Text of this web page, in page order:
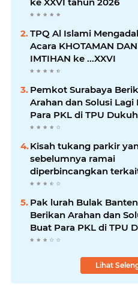
TPQ Al Islami
Acara KHOTAMAN DAN
IMTIHAN ke ...XXVI
Pemkot Surabaya
Arahan dan Solusi Lagi
Para PKL di TPU
Banteng Surabaya
Kisah tukang parkir
sebelumnya ramai
diperbincangkan
persoalan parkir gratis di
sebuah minimarket di
kini memasuki babak
Pak lurah Bulak
Berikan Arahan dan
Buat Para PKL di TPU
Bulak Banteng Surabaya
Lihat